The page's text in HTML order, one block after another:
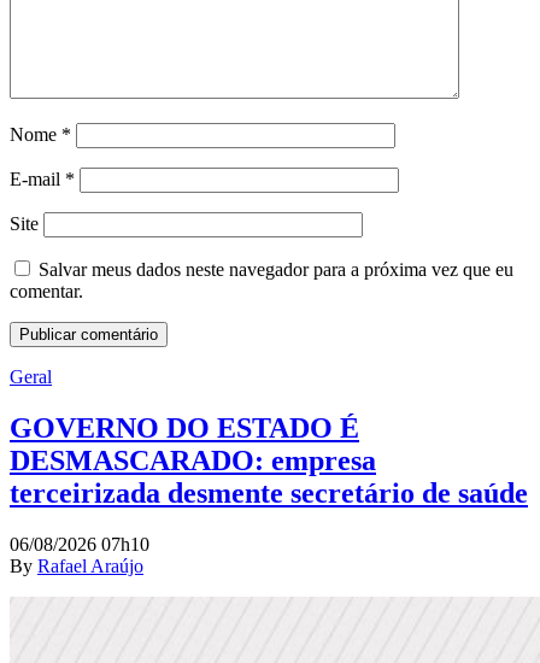
Nome *
E-mail *
Site
Salvar meus dados neste navegador para a próxima vez que eu
comentar.
Geral
GOVERNO DO ESTADO É
DESMASCARADO: empresa
terceirizada desmente secretário de saúde
06/08/2026 07h10
By Rafael Araújo